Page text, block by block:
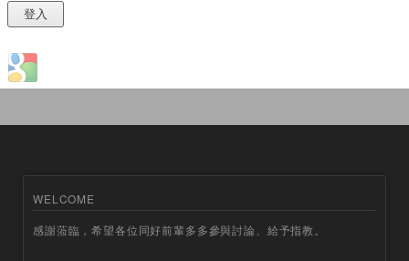
Login with Google
WELCOME
感謝蒞臨，希望各位同好前輩多多參與討論、給予指教。